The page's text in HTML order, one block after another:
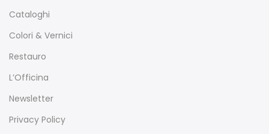
Cataloghi
Colori & Vernici
Restauro
L’Officina
Newsletter
Privacy Policy